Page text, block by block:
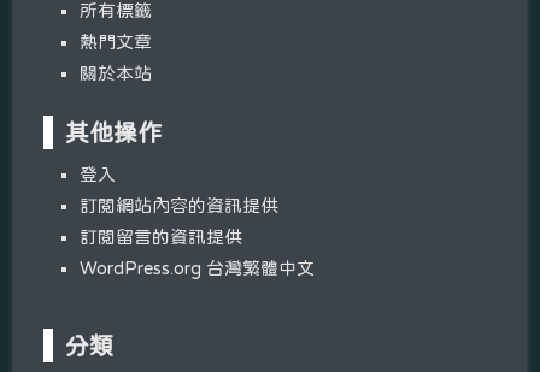
所有標籤
熱門文章
關於本站
其他操作
登入
訂閱網站內容的資訊提供
訂閱留言的資訊提供
WordPress.org 台灣繁體中文
分類